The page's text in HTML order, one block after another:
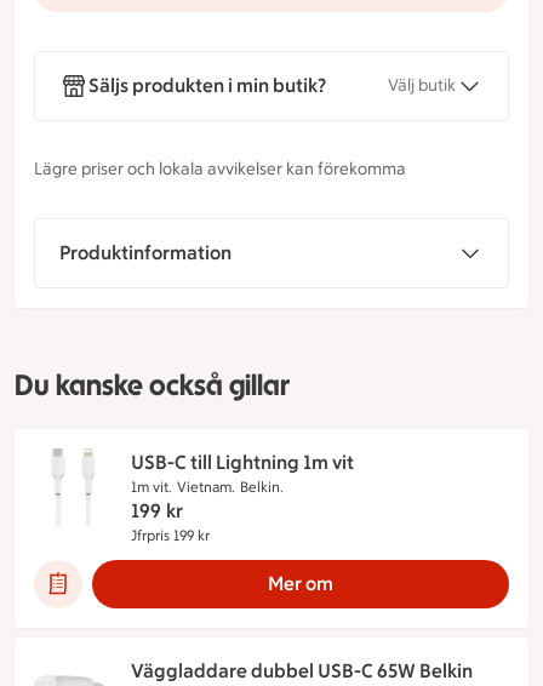
Säljs produkten i min butik? Välj butik
Lägre priser och lokala avvikelser kan förekomma
Produktinformation
Du kanske också gillar
USB-C till Lightning 1m vit
1m vit. Vietnam. Belkin.
199 kr
Jfrpris 199 kr
Mer om
Väggladdare dubbel USB-C 65W Belkin